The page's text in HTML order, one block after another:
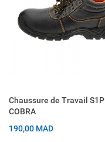
Chaussure de Travail S1P
COBRA
190,00 MAD